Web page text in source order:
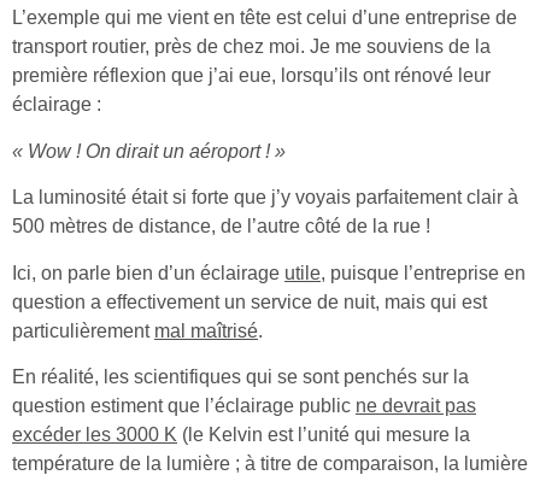
L’exemple qui me vient en tête est celui d’une entreprise de
transport routier, près de chez moi. Je me souviens de la
première réflexion que j’ai eue, lorsqu’ils ont rénové leur
éclairage :
« Wow ! On dirait un aéroport ! »
La luminosité était si forte que j’y voyais parfaitement clair à
500 mètres de distance, de l’autre côté de la rue !
Ici, on parle bien d’un éclairage utile, puisque l’entreprise en
question a effectivement un service de nuit, mais qui est
particulièrement mal maîtrisé.
En réalité, les scientifiques qui se sont penchés sur la
question estiment que l’éclairage public ne devrait pas
excéder les 3000 K (le Kelvin est l’unité qui mesure la
température de la lumière ; à titre de comparaison, la lumière